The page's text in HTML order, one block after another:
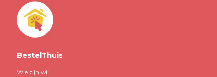
BestelThuis
Wie zijn wij